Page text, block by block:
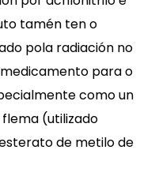
tamén ten o
pola radiación no
para o
como un
(utilizado
de metilo de